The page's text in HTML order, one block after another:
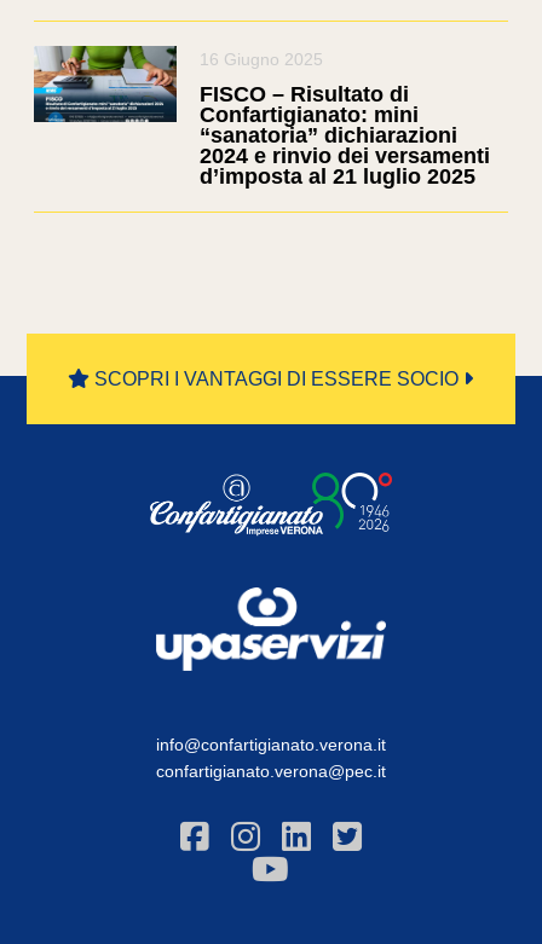
16 Giugno 2025
FISCO – Risultato di
Confartigianato: mini
“sanatoria” dichiarazioni
2024 e rinvio dei versamenti
d’imposta al 21 luglio 2025
SCOPRI I VANTAGGI DI ESSERE SOCIO
info@confartigianato.verona.it
confartigianato.verona@pec.it